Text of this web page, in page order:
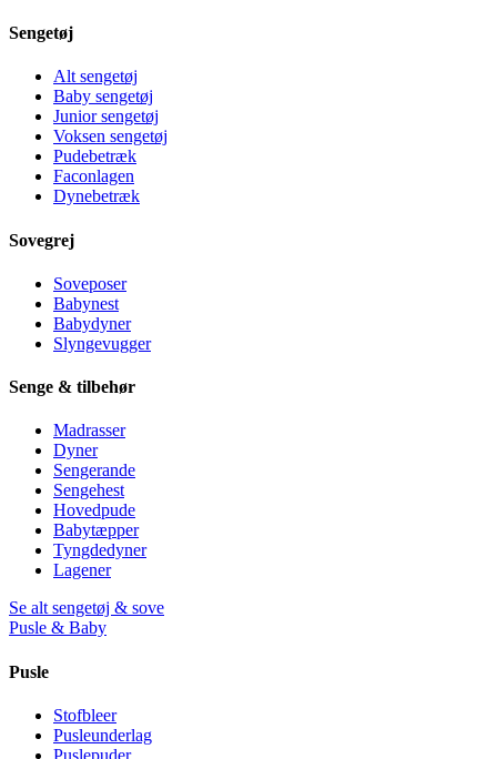
Sengetøj
Alt sengetøj
Baby sengetøj
Junior sengetøj
Voksen sengetøj
Pudebetræk
Faconlagen
Dynebetræk
Sovegrej
Soveposer
Babynest
Babydyner
Slyngevugger
Senge & tilbehør
Madrasser
Dyner
Sengerande
Sengehest
Hovedpude
Babytæpper
Tyngdedyner
Lagener
Se alt sengetøj & sove
Pusle & Baby
Pusle
Stofbleer
Pusleunderlag
Puslepuder